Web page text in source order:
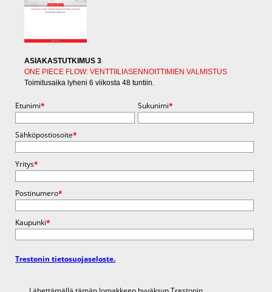
ASIAKASTUTKIMUS 3
ONE PIECE FLOW: VENTTIILIASENNOITTIMIEN VALMISTUS
Toimitusaika lyheni 6 viikosta 48 tuntiin.